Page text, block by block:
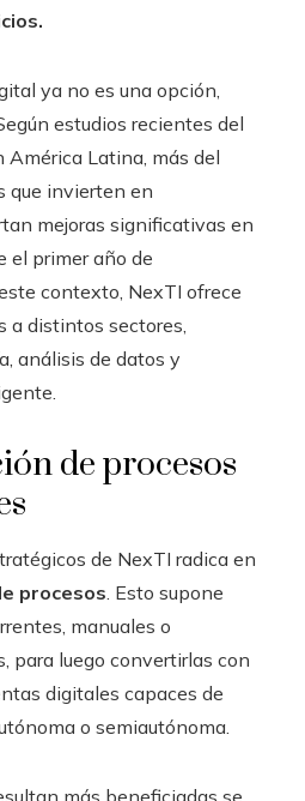
ya no es una opción,
estudios recientes del
Latina, más del
que invierten en
mejoras significativas en
el primer año de
contexto, NexTI ofrece
a distintos sectores,
análisis de datos y
de procesos
de NexTI radica en
procesos . Esto supone
manuales o
para luego convertirlas con
digitales capaces de
o semiautónoma.
más beneficiadas se